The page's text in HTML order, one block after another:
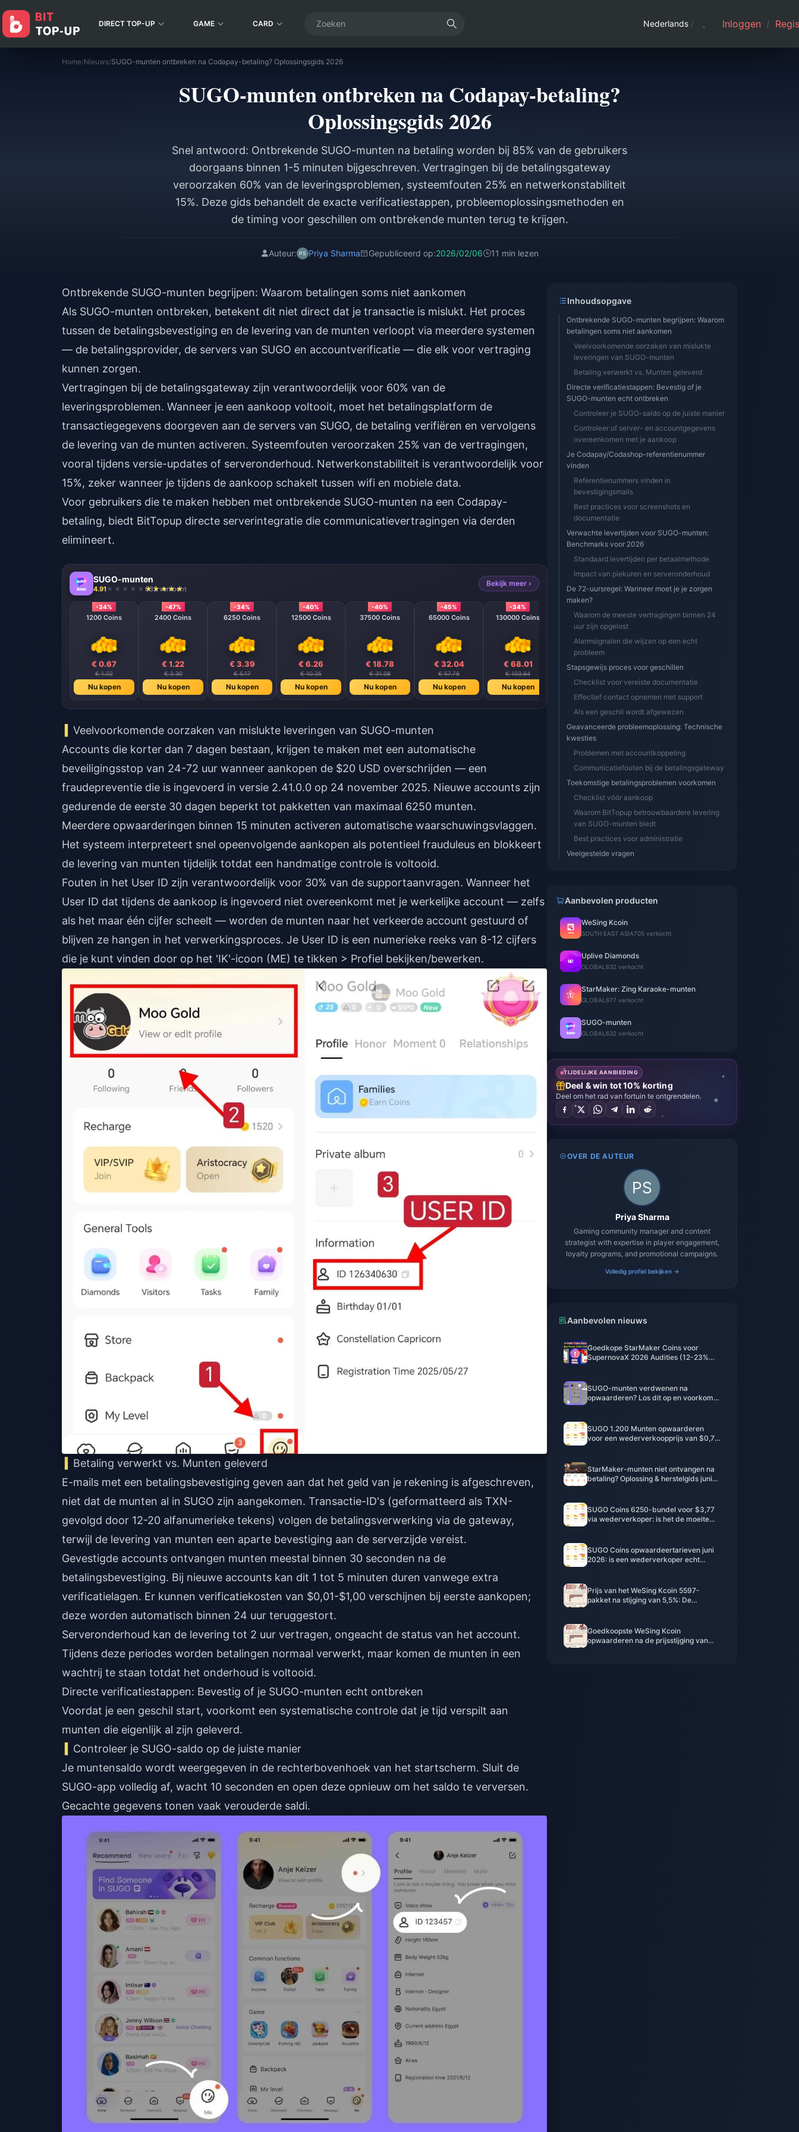
DIRECT TOP-UP GAME CARD Nederlands / Inloggen /
Home/Nieuws/SUGO-munten ontbreken na Codapay-betaling? Oplossingsgids 2026
SUGO-munten ontbreken na Codapay-betaling?
Oplossingsgids 2026
Snel antwoord: Ontbrekende SUGO-munten na betaling worden bij 85% van de gebruikers
doorgaans binnen 1-5 minuten bijgeschreven. Vertragingen bij de betalingsgateway
veroorzaken 60% van de leveringsproblemen, systeemfouten 25% en netwerkonstabiliteit
15%. Deze gids behandelt de exacte verificatiestappen, probleemoplossingsmethoden en
de timing voor geschillen om ontbrekende munten terug te krijgen.
Auteur: Priya Sharma Gepubliceerd op:2026/02/06 11 min lezen
Ontbrekende SUGO-munten begrijpen: Waarom betalingen soms niet aankomen
Als SUGO-munten ontbreken, betekent dit niet direct dat je transactie is mislukt. Het proces
tussen de betalingsbevestiging en de levering van de munten verloopt via meerdere systemen
— de betalingsprovider, de servers van SUGO en accountverificatie — die elk voor vertraging
kunnen zorgen.
Vertragingen bij de betalingsgateway zijn verantwoordelijk voor 60% van de
leveringsproblemen. Wanneer je een aankoop voltooit, moet het betalingsplatform de
transactiegegevens doorgeven aan de servers van SUGO, de betaling verifiëren en vervolgens
de levering van de munten activeren. Systeemfouten veroorzaken 25% van de vertragingen,
vooral tijdens versie-updates of serveronderhoud. Netwerkonstabiliteit is verantwoordelijk voor
15%, zeker wanneer je tijdens de aankoop schakelt tussen wifi en mobiele data.
Voor gebruikers die te maken hebben met ontbrekende SUGO-munten na een Codapay-
betaling, biedt BitTopup directe serverintegratie die communicatievertragingen via derden
elimineert.
SUGO-munten
4.91 632 verkocht
Bekijk meer ›
-34%
1200 Coins
€ 0.67
€ 1.02
Nu kopen
-47%
2400 Coins
€ 1.22
€ 2.30
Nu kopen
-34%
6250 Coins
€ 3.39
€ 5.17
Nu kopen
-40%
12500 Coins
€ 6.26
€ 10.35
Nu kopen
-40%
37500 Coins
€ 18.78
€ 31.08
Nu kopen
-45%
65000 Coins
€ 32.04
€ 57.76
Nu kopen
-34%
130000 Coins
€ 68.01
€ 103.64
Nu kopen
Veelvoorkomende oorzaken van mislukte leveringen van SUGO-munten
Accounts die korter dan 7 dagen bestaan, krijgen te maken met een automatische
beveiligingsstop van 24-72 uur wanneer aankopen de $20 USD overschrijden — een
fraudepreventie die is ingevoerd in versie 2.41.0.0 op 24 november 2025. Nieuwe accounts zijn
gedurende de eerste 30 dagen beperkt tot pakketten van maximaal 6250 munten.
Meerdere opwaarderingen binnen 15 minuten activeren automatische waarschuwingsvlaggen.
Het systeem interpreteert snel opeenvolgende aankopen als potentieel frauduleus en blokkeert
de levering van munten tijdelijk totdat een handmatige controle is voltooid.
Fouten in het User ID zijn verantwoordelijk voor 30% van de supportaanvragen. Wanneer het
User ID dat tijdens de aankoop is ingevoerd niet overeenkomt met je werkelijke account — zelfs
als het maar één cijfer scheelt — worden de munten naar het verkeerde account gestuurd of
blijven ze hangen in het verwerkingsproces. Je User ID is een numerieke reeks van 8-12 cijfers
die je kunt vinden door op het 'IK'-icoon (ME) te tikken > Profiel bekijken/bewerken.
Betaling verwerkt vs. Munten geleverd
E-mails met een betalingsbevestiging geven aan dat het geld van je rekening is afgeschreven,
niet dat de munten al in SUGO zijn aangekomen. Transactie-ID's (geformatteerd als TXN-
gevolgd door 12-20 alfanumerieke tekens) volgen de betalingsverwerking via de gateway,
terwijl de levering van munten een aparte bevestiging aan de serverzijde vereist.
Gevestigde accounts ontvangen munten meestal binnen 30 seconden na de
betalingsbevestiging. Bij nieuwe accounts kan dit 1 tot 5 minuten duren vanwege extra
verificatielagen. Er kunnen verificatiekosten van $0,01-$1,00 verschijnen bij eerste aankopen;
deze worden automatisch binnen 24 uur teruggestort.
Serveronderhoud kan de levering tot 2 uur vertragen, ongeacht de status van het account.
Tijdens deze periodes worden betalingen normaal verwerkt, maar komen de munten in een
wachtrij te staan totdat het onderhoud is voltooid.
Directe verificatiestappen: Bevestig of je SUGO-munten echt ontbreken
Voordat je een geschil start, voorkomt een systematische controle dat je tijd verspilt aan
munten die eigenlijk al zijn geleverd.
Controleer je SUGO-saldo op de juiste manier
Je muntensaldo wordt weergegeven in de rechterbovenhoek van het startscherm. Sluit de
SUGO-app volledig af, wacht 10 seconden en open deze opnieuw om het saldo te verversen.
Gecachte gegevens tonen vaak verouderde saldi.
Inhoudsopgave
Ontbrekende SUGO-munten begrijpen: Waarom
betalingen soms niet aankomen
Veelvoorkomende oorzaken van mislukte
leveringen van SUGO-munten
Betaling verwerkt vs. Munten geleverd
Directe verificatiestappen: Bevestig of je
SUGO-munten echt ontbreken
Controleer je SUGO-saldo op de juiste manier
Controleer of server- en accountgegevens
overeenkomen met je aankoop
Je Codapay/Codashop-referentienummer
vinden
Referentienummers vinden in
bevestigingsmails
Best practices voor screenshots en
documentatie
Verwachte levertijden voor SUGO-munten:
Benchmarks voor 2026
Standaard levertijden per betaalmethode
Impact van piekuren en serveronderhoud
De 72-uursregel: Wanneer moet je je zorgen
maken?
Waarom de meeste vertragingen binnen 24
uur zijn opgelost
Alarmsignalen die wijzen op een echt
probleem
Stapsgewijs proces voor geschillen
Checklist voor vereiste documentatie
Effectief contact opnemen met support
Als een geschil wordt afgewezen
Geavanceerde probleemoplossing: Technische
kwesties
Problemen met accountkoppeling
Communicatiefouten bij de betalingsgateway
Toekomstige betalingsproblemen voorkomen
Checklist vóór aankoop
Waarom BitTopup betrouwbaardere levering
van SUGO-munten biedt
Best practices voor administratie
Veelgestelde vragen
Aanbevolen producten
WeSing Kcoin
SOUTH EAST ASIA705 verkocht
Uplive Diamonds
GLOBAL 632 verkocht
StarMaker: Zing Karaoke-munten
GLOBAL 677 verkocht
SUGO-munten
GLOBAL 632 verkocht
TIJDELIJKE AANBIEDING
Deel & win tot 10% korting
Deel om het rad van fortuin te ontgrendelen.
OVER DE AUTEUR
Priya Sharma
Gaming community manager and content
strategist with expertise in player engagement,
loyalty programs, and promotional campaigns.
Volledig profiel bekijken →
Aanbevolen nieuws
Goedkope StarMaker Coins voor
SupernovaX 2026 Audities (12-23%
SUGO-munten verdwenen na
opwaarderen? Los dit op en voorkom
SUGO 1.200 Munten opwaarderen
voor een wederverkoopprijs van $0,75
StarMaker-munten niet ontvangen na
betaling? Oplossing & herstelgids juni
SUGO Coins 6250-bundel voor $3,77
via wederverkoper: is het de moeite
SUGO Coins opwaardeertarieven juni
2026: is een wederverkoper echt
Prijs van het WeSing Kcoin 5597-
pakket na stijging van 5,5%: De
Goedkoopste WeSing Kcoin
opwaarderen na de prijsstijging van